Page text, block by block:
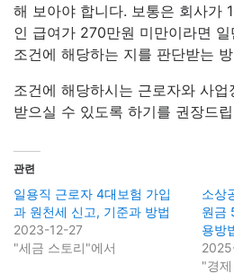
해 보아야 합니다. 보통은 회사가
인 급여가 270만원 미만이라면
조건에 해당하는 지를 판단받는
조건에 해당하시는 근로자와 사
받으실 수 있도록 하기를 권장드
관련
일용직 근로자 4대보험 가입
과 원천세 신고, 기준과 방법
2023-12-27
"세금 스토리"에서
소상
원금
용방
"경